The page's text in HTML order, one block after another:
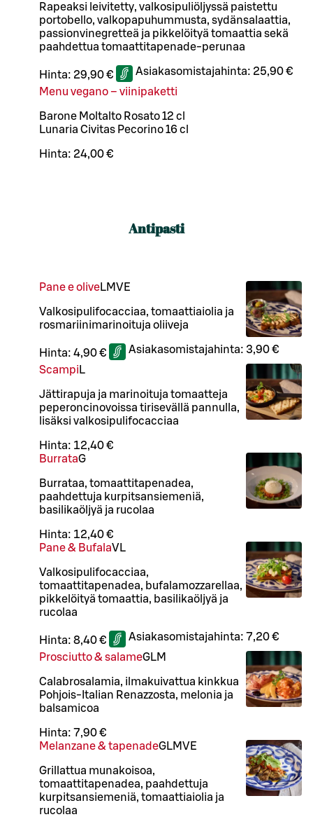
Rapeaksi leivitetty, valkosipuliöljyssä paistettu
portobello, valkopapuhummusta, sydänsalaattia,
passionvinegretteä ja pikkelöityä tomaattia sekä
paahdettua tomaattitapenade-perunaa
Hinta: 29,90 € Asiakasomistajahinta: 25,90 €
Menu vegano – viinipaketti
Barone Moltalto Rosato 12 cl
Lunaria Civitas Pecorino 16 cl
Hinta: 24,00 €
Antipasti
Pane e oliveLMVE
Valkosipulifocacciaa, tomaattiaiolia ja
rosmariinimarinoituja oliiveja
Hinta: 4,90 € Asiakasomistajahinta: 3,90 €
Scampi L
Jättirapuja ja marinoituja tomaatteja
peperoncinovoissa tirisevällä pannulla,
lisäksi valkosipulifocacciaa
Hinta: 12,40 €
BurrataG
Burrataa, tomaattitapenadea,
paahdettuja kurpitsansiemeniä,
basilikaöljyä ja rucolaa
Hinta: 12,40 €
Pane & BufalaVL
Valkosipulifocacciaa,
tomaattitapenadea, bufalamozzarellaa,
pikkelöityä tomaattia, basilikaöljyä ja
rucolaa
Hinta: 8,40 € Asiakasomistajahinta: 7,20 €
Prosciutto & salameGLM
Calabrosalamia, ilmakuivattua kinkkua
Pohjois-Italian Renazzosta, melonia ja
balsamicoa
Hinta: 7,90 €
Melanzane & tapenadeGLMVE
Grillattua munakoisoa,
tomaattitapenadea, paahdettuja
kurpitsansiemeniä, tomaattiaiolia ja
rucolaa